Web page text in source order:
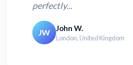
perfectly...
JW John W.
London, United Kingdom